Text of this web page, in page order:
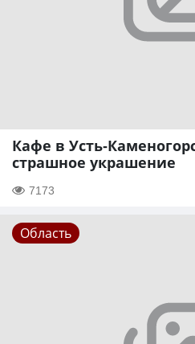
Кафе в Усть-
страшное украшение
7173
Область